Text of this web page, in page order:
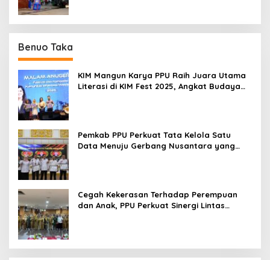
Benuo Taka
KIM Mangun Karya PPU Raih Juara Utama
Literasi di KIM Fest 2025, Angkat Budaya
Pemkab PPU Perkuat Tata Kelola Satu
Data Menuju Gerbang Nusantara yang
Cegah Kekerasan Terhadap Perempuan
dan Anak, PPU Perkuat Sinergi Lintas